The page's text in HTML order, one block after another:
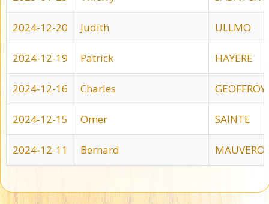
2024-12-20 Judith ULLMO
2024-12-19 Patrick HAYERE
2024-12-16 Charles GEOFFROY
2024-12-15 Omer SAINTE
2024-12-11 Bernard